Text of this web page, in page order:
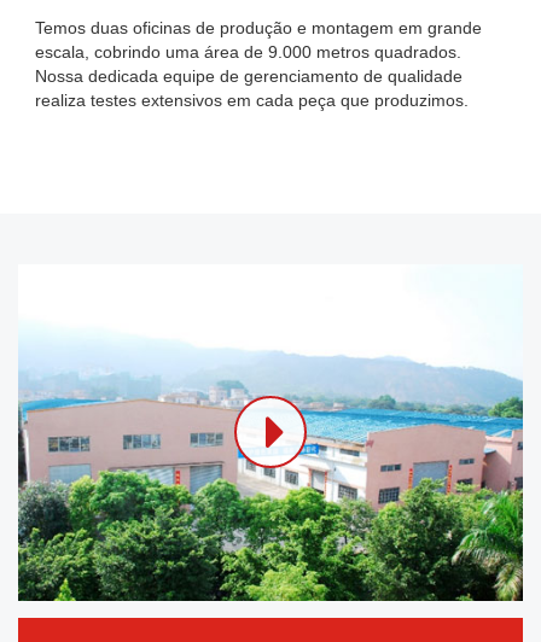
Temos duas oficinas de produção e montagem em grande
escala, cobrindo uma área de 9.000 metros quadrados.
Nossa dedicada equipe de gerenciamento de qualidade
realiza testes extensivos em cada peça que produzimos.